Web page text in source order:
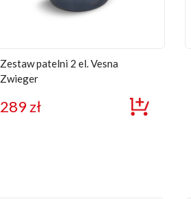
Zestaw patelni 2 el. Vesna
Zwieger
289zł